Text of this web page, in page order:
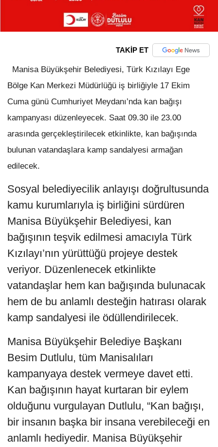
TAKİP ET
Manisa Büyükşehir Belediyesi, Türk Kızılayı Ege
Bölge Kan Merkezi Müdürlüğü iş birliğiyle 17 Ekim
Cuma günü Cumhuriyet Meydanı’nda kan bağışı
kampanyası düzenleyecek. Saat 09.30 ile 23.00
arasında gerçekleştirilecek etkinlikte, kan bağışında
bulunan vatandaşlara kamp sandalyesi armağan
edilecek.
Sosyal belediyecilik anlayışı doğrultusunda
kamu kurumlarıyla iş birliğini sürdüren
Manisa Büyükşehir Belediyesi, kan
bağışının teşvik edilmesi amacıyla Türk
Kızılayı’nın yürüttüğü projeye destek
veriyor. Düzenlenecek etkinlikte
vatandaşlar hem kan bağışında bulunacak
hem de bu anlamlı desteğin hatırası olarak
kamp sandalyesi ile ödüllendirilecek.
Manisa Büyükşehir Belediye Başkanı
Besim Dutlulu, tüm Manisalıları
kampanyaya destek vermeye davet etti.
Kan bağışının hayat kurtaran bir eylem
olduğunu vurgulayan Dutlulu, “Kan bağışı,
bir insanın başka bir insana verebileceği en
anlamlı hediyedir. Manisa Büyükşehir